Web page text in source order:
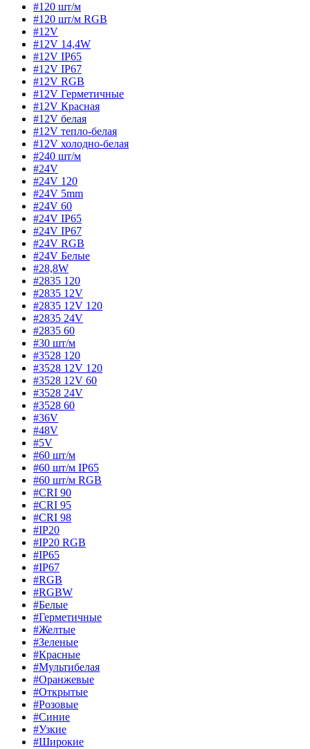
#120 шт/м
#120 шт/м RGB
#12V
#12V 14,4W
#12V IP65
#12V IP67
#12V RGB
#12V Герметичные
#12V Красная
#12V белая
#12V тепло-белая
#12V холодно-белая
#240 шт/м
#24V
#24V 120
#24V 5mm
#24V 60
#24V IP65
#24V IP67
#24V RGB
#24V Белые
#28,8W
#2835 120
#2835 12V
#2835 12V 120
#2835 24V
#2835 60
#30 шт/м
#3528 120
#3528 12V 120
#3528 12V 60
#3528 24V
#3528 60
#36V
#48V
#5V
#60 шт/м
#60 шт/м IP65
#60 шт/м RGB
#CRI 90
#CRI 95
#CRI 98
#IP20
#IP20 RGB
#IP65
#IP67
#RGB
#RGBW
#Белые
#Герметичные
#Желтые
#Зеленые
#Красные
#Мультибелая
#Оранжевые
#Открытые
#Розовые
#Синие
#Узкие
#Широкие